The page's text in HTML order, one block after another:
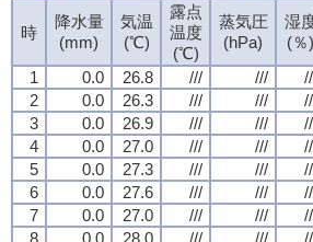
時
降水量
(mm)
気温
(℃)
露点
温度
(℃)
蒸気圧
(hPa)
湿
(％)
1
0.0 26.8 /// ///
2
0.0 26.3 /// ///
3
0.0 26.9 /// ///
4
0.0 27.0 /// ///
5
0.0 27.3 /// ///
6
0.0 27.6 /// ///
7
0.0 27.0 /// ///
8
0.0 28.0 /// ///